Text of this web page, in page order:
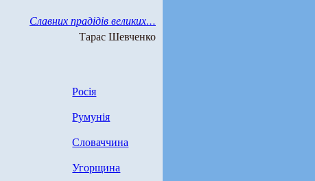
Славних прадідів великих…
Тарас Шевченко
Росія
Румунія
Словаччина
Угорщина